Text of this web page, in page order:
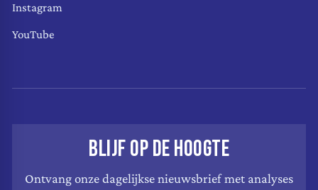
Instagram
YouTube
BLIJF OP DE HOOGTE
Ontvang onze dagelijkse nieuwsbrief met analyses